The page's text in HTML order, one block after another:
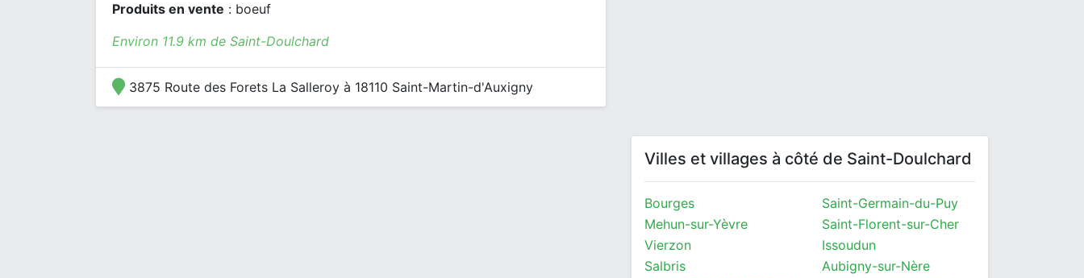
Produits en vente : boeuf
Environ 11.9 km de Saint-Doulchard
3875 Route des Forets La Salleroy à 18110 Saint-Martin-d'Auxigny
Villes et villages à côté de Saint-Doulchard
Bourges
Saint-Germain-du-Puy
Mehun-sur-Yèvre
Saint-Florent-sur-Cher
Vierzon
Issoudun
Salbris
Aubigny-sur-Nère